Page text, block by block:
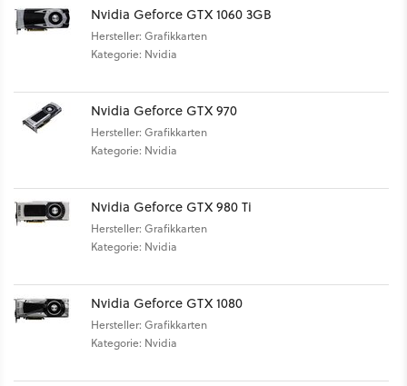
Nvidia Geforce GTX 1060 3GB
Hersteller: Grafikkarten
Kategorie: Nvidia
Nvidia Geforce GTX 970
Hersteller: Grafikkarten
Kategorie: Nvidia
Nvidia Geforce GTX 980 Ti
Hersteller: Grafikkarten
Kategorie: Nvidia
Nvidia Geforce GTX 1080
Hersteller: Grafikkarten
Kategorie: Nvidia